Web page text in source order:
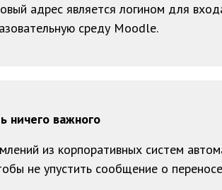
адрес является логином для
среду Moodle.
ничего важного
из корпоративных систем
не упустить сообщение о